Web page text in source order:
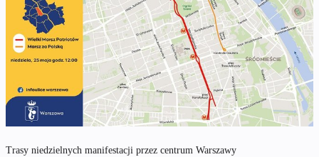
Trasy niedzielnych manifestacji przez centrum Warszawy